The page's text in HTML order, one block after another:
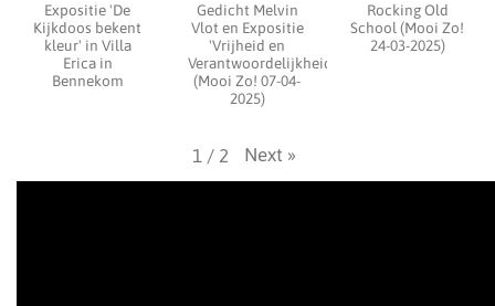
Expositie 'De
Kijkdoos bekent
kleur' in Villa
Erica in
Bennekom
Gedicht Melvin
Vlot en Expositie
'Vrijheid en
Verantwoordelijkheid'
(Mooi Zo! 07-04-
2025)
Rocking Old
School (Mooi Zo!
24-03-2025)
1 / 2 Next »